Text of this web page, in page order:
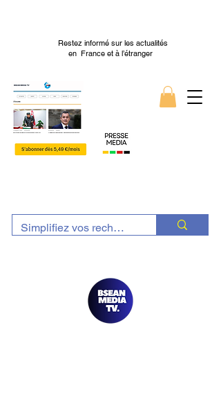
Restez informé sur les actualités
en France et à l’étranger